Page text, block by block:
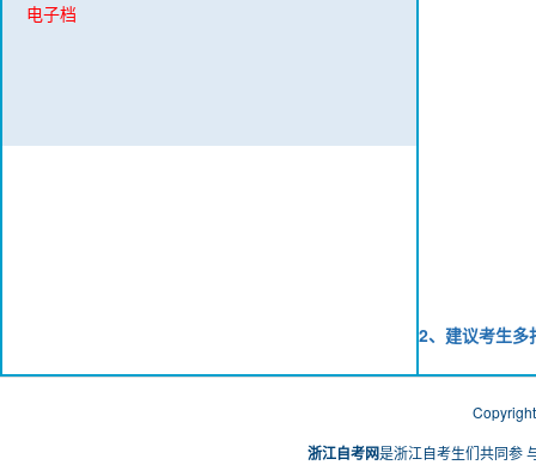
电子档
2、建议考生多
浙江自考网是浙江自考生们共同参